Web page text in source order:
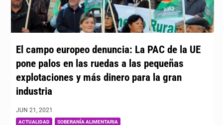
El campo europeo denuncia: La PAC de la UE
pone palos en las ruedas a las pequeñas
explotaciones y más dinero para la gran
industria
JUN 21, 2021
ACTUALIDAD SOBERANÍA ALIMENTARIA